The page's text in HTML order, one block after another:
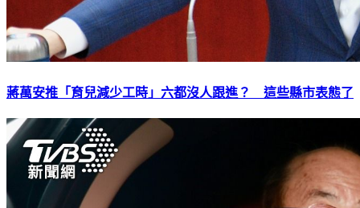
蔣萬安推「育兒減少工時」六都沒人跟進？ 這些縣市表態了